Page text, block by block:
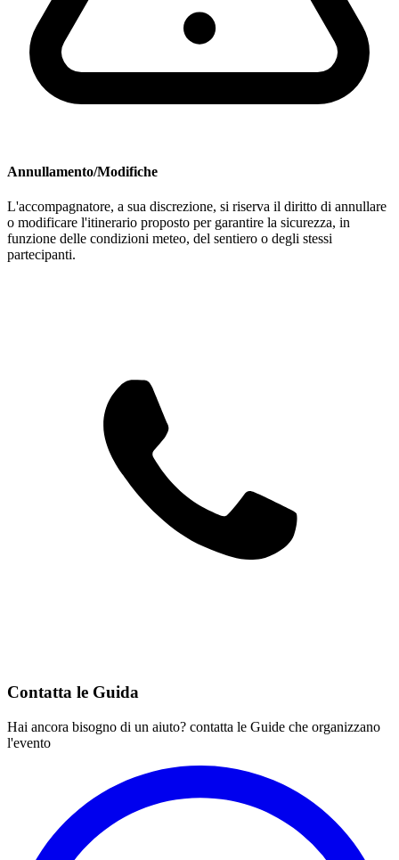
Annullamento/Modifiche
L'accompagnatore, a sua discrezione, si riserva il diritto di annullare
o modificare l'itinerario proposto per garantire la sicurezza, in
funzione delle condizioni meteo, del sentiero o degli stessi
partecipanti.
Contatta le Guida
Hai ancora bisogno di un aiuto? contatta le Guide che organizzano
l'evento